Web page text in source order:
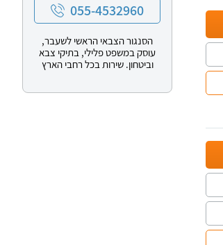
055-4532960
הסנגור הצבאי הראשי לשעבר,
עוסק במשפט פלילי, בתיקי צבא
וביטחון. שירות בכל רחבי הארץ